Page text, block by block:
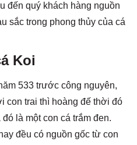
đến quý khách hàng nguồn
sắc trong phong thủy của cá
Koi
533 trước công nguyên,
con trai thì hoàng đế thời đó
là một con cá trắm đen.
đều có nguồn gốc từ con